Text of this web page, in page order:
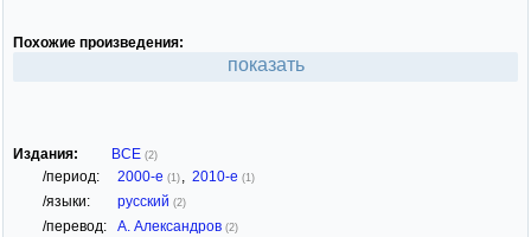
Похожие произведения:
показать
Издания: ВСЕ (2)
/период: 2000-е (1) , 2010-е (1)
/языки: русский (2)
/перевод: А. Александров (2)